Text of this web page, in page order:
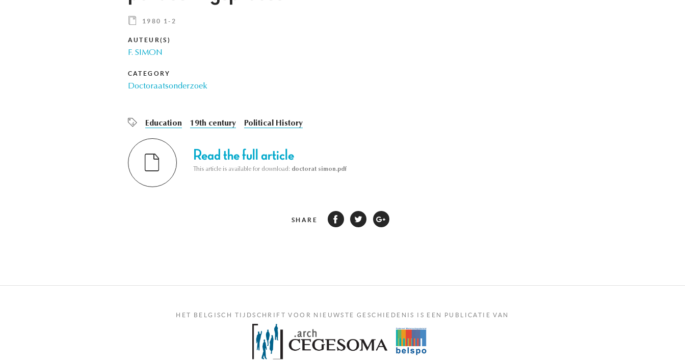
1980 1-2
AUTEUR(S)
F. SIMON
CATEGORY
Doctoraatsonderzoek
Education 19th century Political History
Read the full article
This article is available for download: doctorat simon.pdf
SHARE
HET BELGISCH TIJDSCHRIFT VOOR NIEUWSTE GESCHIEDENIS IS EEN PUBLICATIE VAN